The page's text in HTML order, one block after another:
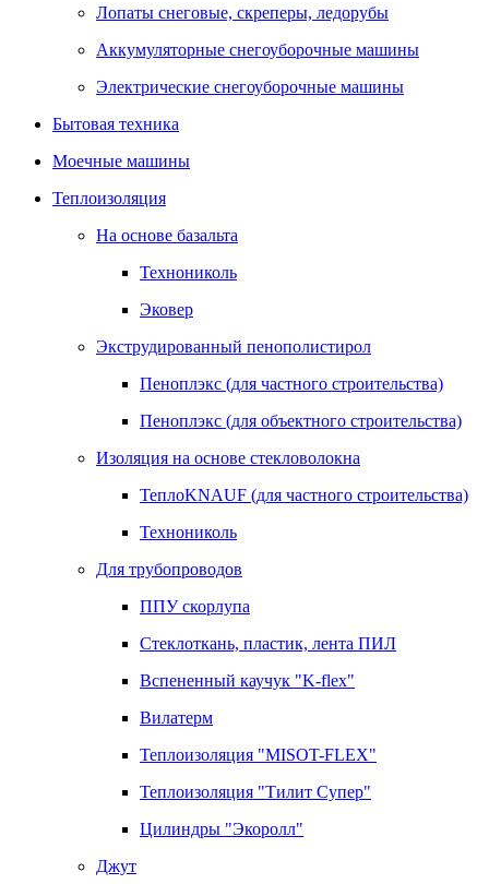
Лопаты снеговые, скреперы, ледорубы
Аккумуляторные снегоуборочные машины
Электрические снегоуборочные машины
Бытовая техника
Моечные машины
Теплоизоляция
На основе базальта
Технониколь
Эковер
Экструдированный пенополистирол
Пеноплэкс (для частного строительства)
Пеноплэкс (для объектного строительства)
Изоляция на основе стекловолокна
ТеплоKNAUF (для частного строительства)
Технониколь
Для трубопроводов
ППУ скорлупа
Стеклоткань, пластик, лента ПИЛ
Вспененный каучук "K-flex"
Вилатерм
Теплоизоляция "MISOT-FLEX"
Теплоизоляция "Тилит Супер"
Цилиндры "Экоролл"
Джут